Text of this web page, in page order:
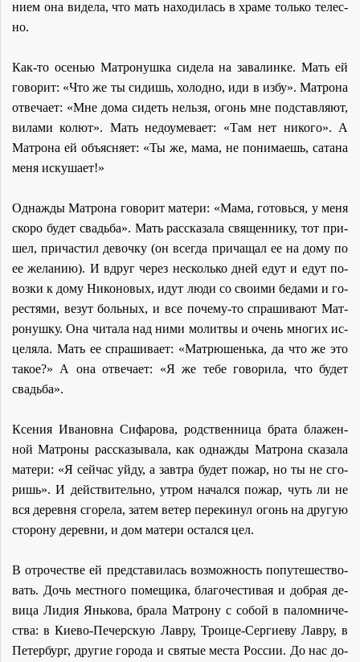
ни­ем она ви­де­ла, что мать на­хо­ди­лась в хра­ме толь­ко те­лес­
но.
Как-то осе­нью Мат­ро­нуш­ка си­де­ла на за­ва­лин­ке. Мать ей
го­во­рит: «Что же ты си­дишь, хо­лод­но, иди в из­бу». Мат­ро­на
от­ве­ча­ет: «Мне до­ма си­деть нель­зя, огонь мне под­став­ля­ют,
ви­ла­ми ко­лют». Мать недо­уме­ва­ет: «Там нет ни­ко­го». А
Мат­ро­на ей объ­яс­ня­ет: «Ты же, ма­ма, не по­ни­ма­ешь, са­та­на
ме­ня ис­ку­ша­ет!»
Од­на­жды Мат­ро­на го­во­рит ма­те­ри: «Ма­ма, го­товь­ся, у ме­ня
ско­ро бу­дет свадь­ба». Мать рас­ска­за­ла свя­щен­ни­ку, тот при­
шел, при­ча­стил де­воч­ку (он все­гда при­ча­щал ее на до­му по
ее же­ла­нию). И вдруг через несколь­ко дней едут и едут по­
воз­ки к до­му Ни­ко­но­вых, идут лю­ди со сво­и­ми бе­да­ми и го­
ре­стя­ми, ве­зут боль­ных, и все по­че­му-то спра­ши­ва­ют Мат­
ро­нуш­ку. Она чи­та­ла над ни­ми мо­лит­вы и очень мно­гих ис­
це­ля­ла. Мать ее спра­ши­ва­ет: «Мат­рю­шень­ка, да что же это
та­кое?» А она от­ве­ча­ет: «Я же те­бе го­во­ри­ла, что бу­дет
свадь­ба».
Ксе­ния Ива­нов­на Си­фа­ро­ва, род­ствен­ни­ца бра­та бла­жен­
ной Мат­ро­ны рас­ска­зы­ва­ла, как од­на­жды Мат­ро­на ска­за­ла
ма­те­ри: «Я сей­час уй­ду, а зав­тра бу­дет по­жар, но ты не сго­
ришь». И дей­стви­тель­но, утром на­чал­ся по­жар, чуть ли не
вся де­рев­ня сго­ре­ла, за­тем ве­тер пе­ре­ки­нул огонь на дру­гую
сто­ро­ну де­рев­ни, и дом ма­те­ри остал­ся цел.
В от­ро­че­стве ей пред­ста­ви­лась воз­мож­ность по­путе­ше­ство­
вать. Дочь мест­но­го по­ме­щи­ка, бла­го­че­сти­вая и доб­рая де­
ви­ца Ли­дия Янь­ко­ва, бра­ла Мат­ро­ну с со­бой в па­лом­ни­че­
ства: в Ки­е­во-Пе­чер­скую Лав­ру, Тро­и­це-Сер­ги­е­ву Лав­ру, в
Пе­тер­бург, дру­гие го­ро­да и свя­тые ме­ста Рос­сии. До нас до­